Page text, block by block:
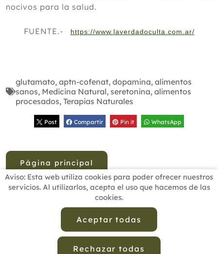
nocivos para la salud.
FUENTE.- https://www.laverdadoculta.com.ar/
glutamato, aptn-cofenat, dopamina, alimentos
sanos, Medicina Natural, seretonina, alimentos
procesados, Terapias Naturales
Post Compartir Pin it WhatsApp
Página principal
Aviso: Esta web utiliza cookies para poder ofrecer nuestros
servicios. Al utilizarlos, acepta el uso que hacemos de las
cookies.
Aceptar todas
Rechazar todas
BUSCADOR PROFESIONALES
ESCUELAS RECOMENDADAS
CONTACTO
Política de Privacidad de Datos